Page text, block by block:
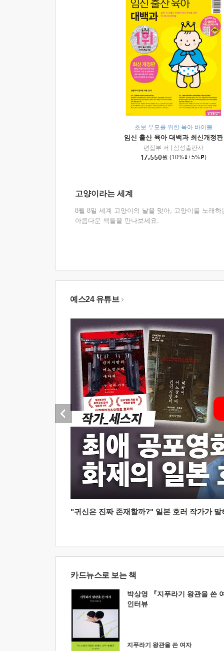
초보 부모를 위한 육아 바이블
임신 출산 육아 대백과 최신개정판
편집부 저
삼성출판사
17,550원 (10% +5% )
고양이라는 세계
8월 8일 세계 고양이의 날을 맞아, 고양이를 노래하
아름다운 책들을 만나보세요.
예스24 유튜브
"귀신은 진짜 존재할까?" 일본 호러 작가가
카드뉴스로 보는 책
박상영 『지푸라기 왕관을 쓴
인터뷰
지푸라기 왕관을 쓴 여자